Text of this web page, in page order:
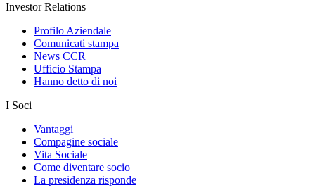
Investor Relations
Profilo Aziendale
Comunicati stampa
News CCR
Ufficio Stampa
Hanno detto di noi
I Soci
Vantaggi
Compagine sociale
Vita Sociale
Come diventare socio
La presidenza risponde